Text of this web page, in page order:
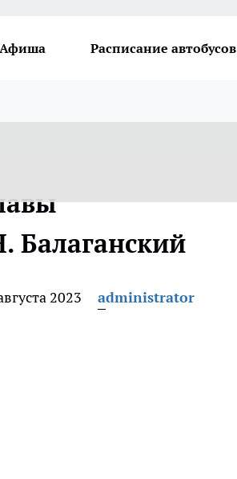
Афиша Расписание автобусов
Балаганский
2023 administrator